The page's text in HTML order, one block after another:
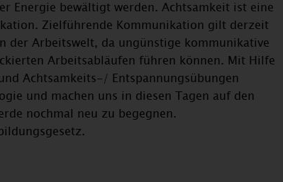
Energie bewältigt werden. Achtsamkeit ist eine
Zielführende Kommunikation gilt derzeit
der Arbeitswelt, da ungünstige kommunikative
Arbeitsabläufen führen können. Mit Hilfe
Achtsamkeits-/ Entspannungsübungen
und machen uns in diesen Tagen auf den
nochmal neu zu begegnen.